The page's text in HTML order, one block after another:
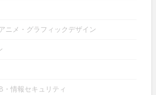
ニメ・グラフィックデザイン
・情報セキュリティ